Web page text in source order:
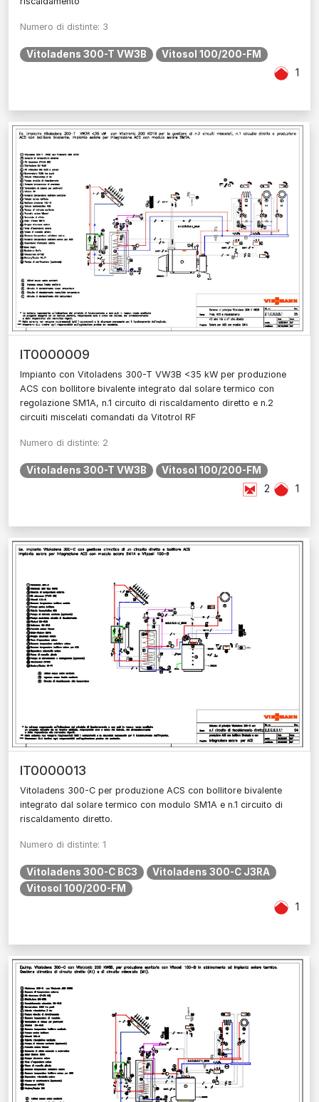
Numero di distinte: 3
Vitoladens 300-T VW3B Vitosol 100/200-FM
1
IT0000009
Impianto con Vitoladens 300-T VW3B <35 kW per produzione
ACS con bollitore bivalente integrato dal solare termico con
regolazione SM1A, n.1 circuito di riscaldamento diretto e n.2
circuiti miscelati comandati da Vitotrol RF
Numero di distinte: 2
Vitoladens 300-T VW3B Vitosol 100/200-FM
1
2
IT0000013
Vitoladens 300-C per produzione ACS con bollitore bivalente
integrato dal solare termico con modulo SM1A e n.1 circuito di
riscaldamento diretto.
Numero di distinte: 1
Vitoladens 300-C BC3
Vitoladens 300-C J3RA
Vitosol 100/200-FM
1